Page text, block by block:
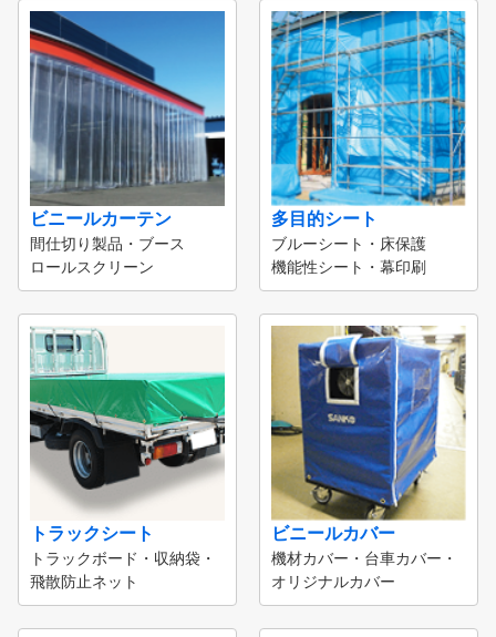
ビニールカーテン
間仕切り製品・ブース
ロールスクリーン
多目的シート
ブルーシート・床保護
機能性シート・幕印刷
トラックシート
トラックボード・収納袋・
飛散防止ネット
ビニールカバー
機材カバー・台車カバー・
オリジナルカバー